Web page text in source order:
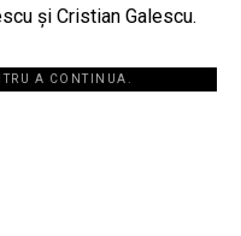
și Cristian Galescu.
A CONTINUA.